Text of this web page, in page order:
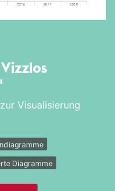
Visualisierung
Diagramme